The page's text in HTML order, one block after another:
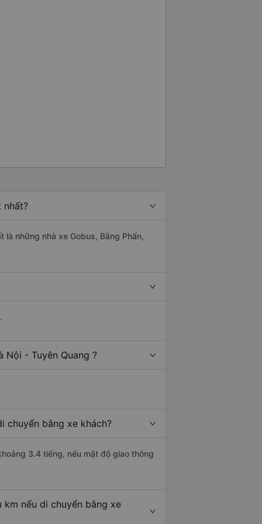
nhất?
những nhà xe Gobus, Bằng Phấn,
Nội - Tuyên Quang ?
chuyển bằng xe khách?
3.4 tiếng, nếu mật độ giao thông
km nếu di chuyển bằng xe